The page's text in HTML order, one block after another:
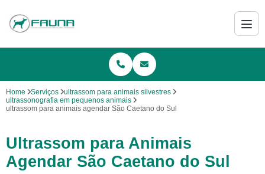
Home Serviços
ultrassom para animais silvestres
ultrassonografia em pequenos animais
ultrassom para animais agendar São Caetano do Sul
Ultrassom para Animais
Agendar São Caetano do Sul